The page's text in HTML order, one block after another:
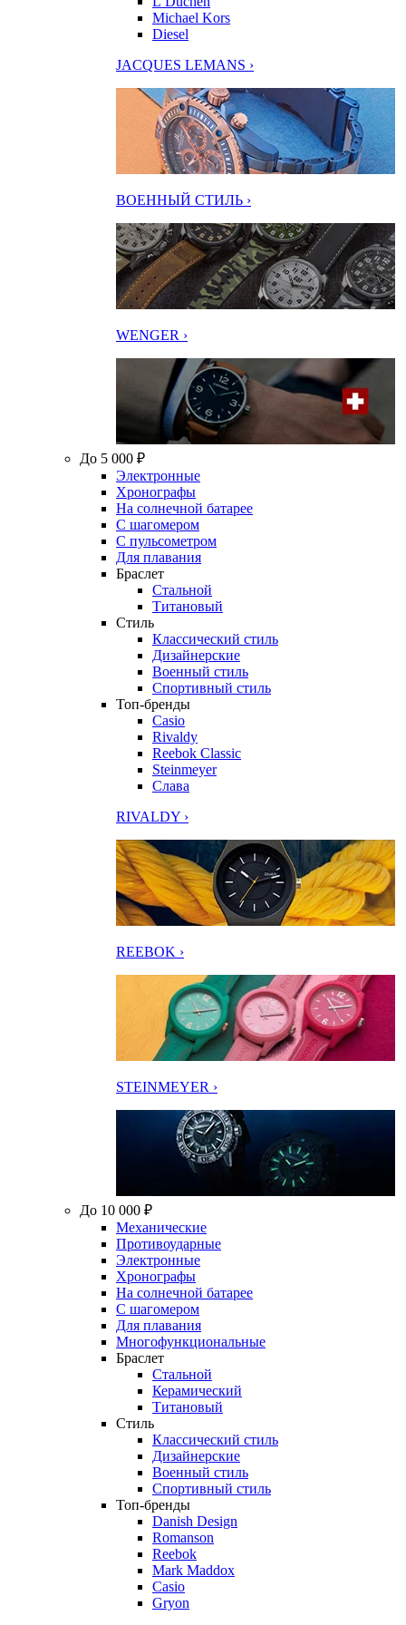
Michael Kors
Diesel
JACQUES LEMANS ›
ВОЕННЫЙ СТИЛЬ ›
WENGER ›
До 5 000 ₽
Электронные
Хронографы
На солнечной батарее
С шагомером
С пульсометром
Для плавания
Браслет
Стальной
Титановый
Стиль
Классический стиль
Дизайнерские
Военный стиль
Спортивный стиль
Топ-бренды
Casio
Rivaldy
Reebok Classic
Steinmeyer
Слава
RIVALDY ›
REEBOK ›
STEINMEYER ›
До 10 000 ₽
Механические
Противоударные
Электронные
Хронографы
На солнечной батарее
С шагомером
Для плавания
Многофункциональные
Браслет
Стальной
Керамический
Титановый
Стиль
Классический стиль
Дизайнерские
Военный стиль
Спортивный стиль
Топ-бренды
Danish Design
Romanson
Reebok
Mark Maddox
Casio
Gryon